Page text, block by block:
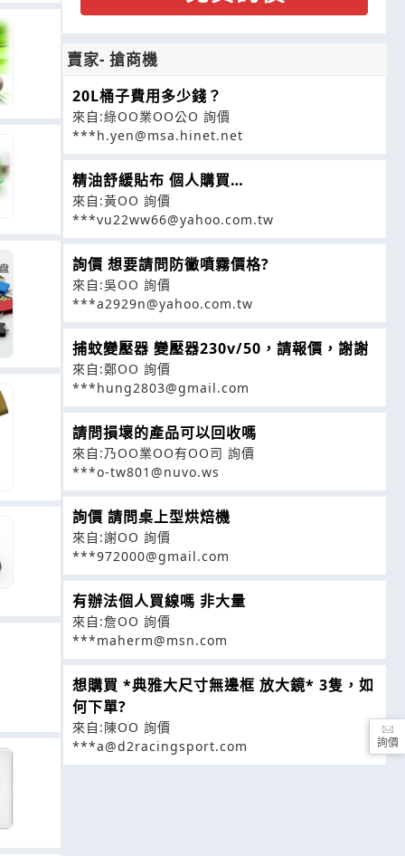
賣家- 搶商機
20L桶子費用多少錢？
來自:綠OO業OO公O 詢價
***h.yen@msa.hinet.net
精油舒緩貼布 個人購買…
來自:黃OO 詢價
***vu22ww66@yahoo.com.tw
詢價 想要請問防黴噴霧價格?
來自:吳OO 詢價
***a2929n@yahoo.com.tw
捕蚊變壓器 變壓器230v/50，請報價，謝謝
來自:鄭OO 詢價
***hung2803@gmail.com
請問損壞的產品可以回收嗎
來自:乃OO業OO有OO司 詢價
***o-tw801@nuvo.ws
詢價 請問桌上型烘焙機
來自:謝OO 詢價
***972000@gmail.com
有辦法個人買線嗎 非大量
來自:詹OO 詢價
***maherm@msn.com
想購買 *典雅大尺寸無邊框 放大鏡* 3隻，如
何下單?
來自:陳OO 詢價
***a@d2racingsport.com
詢價